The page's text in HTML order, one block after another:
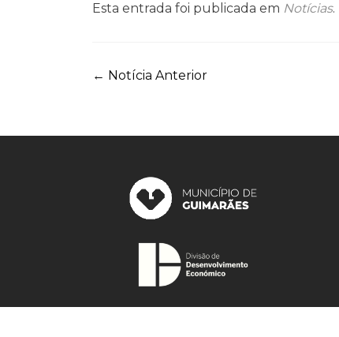
Esta entrada foi publicada em Notícias.
Navegação
artigos
← Notícia Anterior